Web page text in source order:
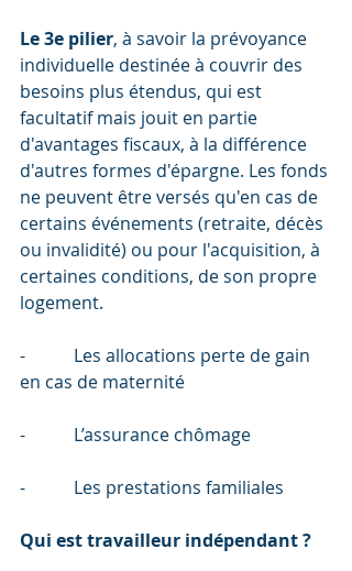
Le 3e pilier, à savoir la prévoyance
individuelle destinée à couvrir des
besoins plus étendus, qui est
facultatif mais jouit en partie
d'avantages fiscaux, à la différence
d'autres formes d'épargne. Les fonds
ne peuvent être versés qu'en cas de
certains événements (retraite, décès
ou invalidité) ou pour l'acquisition, à
certaines conditions, de son propre
logement.
-           Les allocations perte de gain
en cas de maternité
-           L’assurance chômage
-           Les prestations familiales
Qui est travailleur indépendant ?